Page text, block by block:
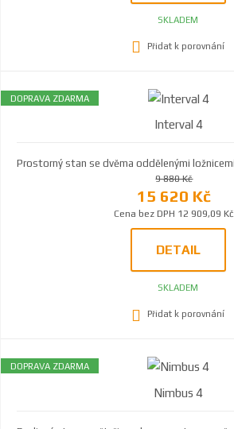
SKLADEM
Přidat k porovnání
Interval 4
DOPRAVA ZDARMA
Prostorný stan se dvěma oddělenými
9 880 Kč
15 620 Kč
Cena bez DPH 12 909,09 Kč
DETAIL
SKLADEM
Přidat k porovnání
Nimbus 4
DOPRAVA ZDARMA